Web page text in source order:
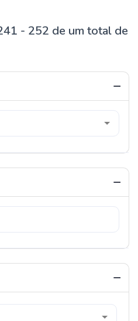
- 252 de um total de